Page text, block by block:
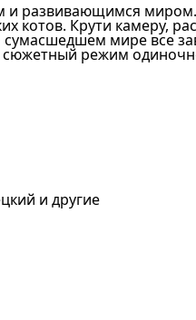
развивающимся
котов. Крути камеру,
мире все
режим
и другие